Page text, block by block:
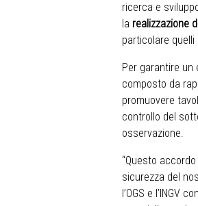
ricerca e
la realizzazione
particolare
Per garantire
composto da
promuovere
controllo del
osservazione.
“Questo
sicurezza del
l’OGS e